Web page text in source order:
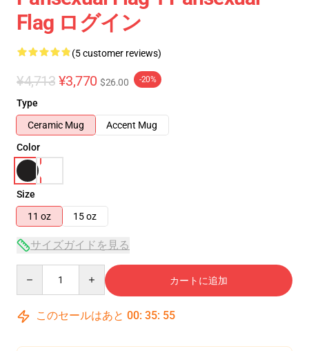
Flag ログイン
(5 customer reviews)
¥4,713 ¥3,770 $26.00 -20%
Type
Ceramic Mug
Accent Mug
Color
Size
11 oz
15 oz
サイズガイドを見る
カートに追加
このセールはあと 00: 35: 54